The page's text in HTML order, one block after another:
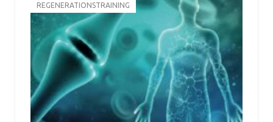
REGENERATIONSTRAINING